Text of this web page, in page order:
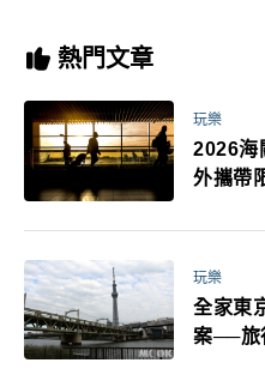
熱門文章
玩樂
2026海
外攜帶
萬！注
玩樂
全家東
案──旅